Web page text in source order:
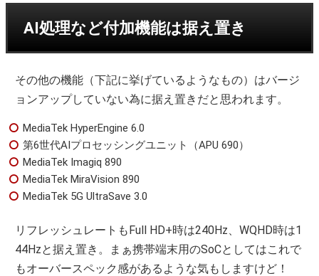
AI処理など付加機能は据え置き
その他の機能（下記に挙げているようなもの）はバージ
ョンアップしていない為に据え置きだと思われます。
MediaTek HyperEngine 6.0
第6世代AIプロセッシングユニット（APU 690）
MediaTek Imagiq 890
MediaTek MiraVision 890
MediaTek 5G UltraSave 3.0
リフレッシュレートもFull HD+時は240Hz、WQHD時は1
44Hzと据え置き。まぁ携帯端末用のSoCとしてはこれで
もオーバースペック感があるような気もしますけど！